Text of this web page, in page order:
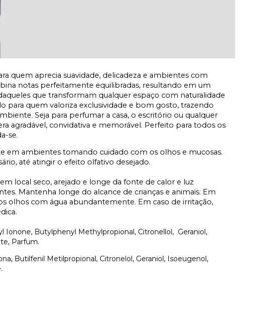
quem aprecia suavidade, delicadeza e ambientes com
notas perfeitamente equilibradas, resultando em um
que transformam qualquer espaço com naturalidade
para quem valoriza exclusividade e bom gosto, trazendo
Seja para perfumar a casa, o escritório ou qualquer
agradável, convidativa e memorável. Perfeito para todos os
se.
em ambientes tomando cuidado com os olhos e mucosas.
até atingir o efeito olfativo desejado.
local seco, arejado e longe da fonte de calor e luz
Mantenha longe do alcance de crianças e animais. Em
olhos com água abundantemente. Em caso de irritação,
Ionone, Butylphenyl Methylpropional, Citronellol, Geraniol,
Parfum.
Butilfenil Metilpropional, Citronelol, Geraniol, Isoeugenol,